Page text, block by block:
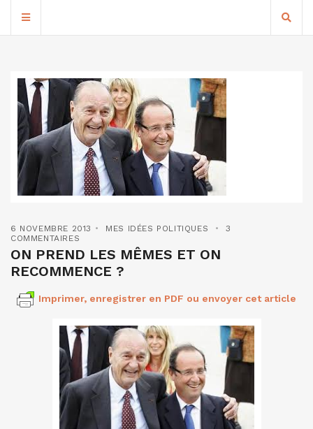
6 NOVEMBRE 2013 MES IDÉES POLITIQUES
3
COMMENTAIRES
ON PREND LES MÊMES ET ON
RECOMMENCE ?
Imprimer, enregistrer en PDF ou envoyer cet article